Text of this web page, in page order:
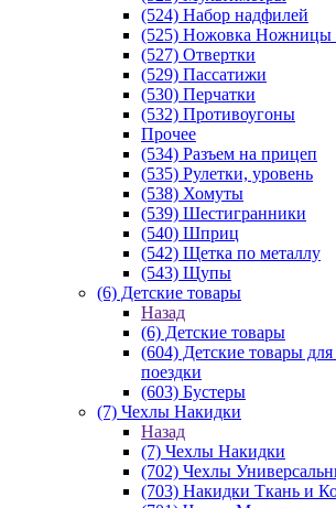
(524) Набор надфилей
(525) Ножовка
(527) Отвертки
(529) Пассатижи
(530) Перчатки
(532) Противоугоны
Прочее
(534) Разъем на прицеп
(535) Рулетки, уровень
(538) Хомуты
(539) Шестигранники
(540) Шприц
(542) Щетка по металлу
(543) Щупы
(6) Детские товары
Назад
(6) Детские товары
(604) Детские товары
поездки
(603) Бустеры
(7) Чехлы Накидки
Назад
(7) Чехлы Накидки
(702) Чехлы
(703) Накидки Ткань и